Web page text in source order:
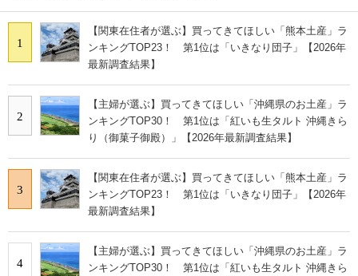
1
【関東在住者が選ぶ】買ってきてほしい「熊本土産」ラ
ンキングTOP23！ 第1位は「いきなり団子」【2026年
最新調査結果】
2
【主婦が選ぶ】買ってきてほしい「沖縄県のお土産」ラ
ンキングTOP30！ 第1位は「紅いも生タルト 沖縄きら
り（御菓子御殿）」【2026年最新調査結果】
3
【関東在住者が選ぶ】買ってきてほしい「熊本土産」ラ
ンキングTOP23！ 第1位は「いきなり団子」【2026年
最新調査結果】
4
【主婦が選ぶ】買ってきてほしい「沖縄県のお土産」ラ
ンキングTOP30！ 第1位は「紅いも生タルト 沖縄きら